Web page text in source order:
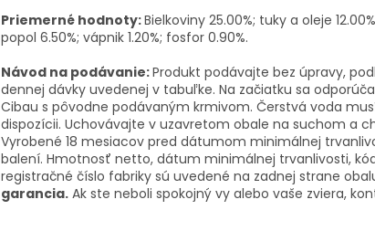
Priemerné hodnoty:Bielkoviny 25.00%; tuky a oleje
popol 6.50%; vápnik 1.20%; fosfor 0.90%.
Návod na podávanie:Produkt podávajte bez úpravy,
dennej dávky uvedenej v tabuľke. Na začiatku sa
Cibau s pôvodne podávaným krmivom. Čerstvá voda
dispozícii. Uchovávajte v uzavretom obale na suchom a
Vyrobené 18 mesiacov pred dátumom minimálnej
balení. Hmotnosť netto, dátum minimálnej trvanlivosti,
registračné číslo fabriky sú uvedené na zadnej strane
garancia. Ak ste neboli spokojný vy alebo vaše zviera,